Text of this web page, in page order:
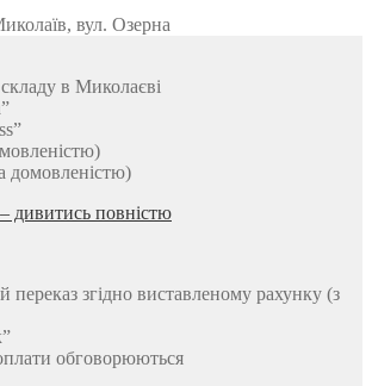
вул. Озерна
в Миколаєві
домовленістю)
дивитись повністю
переказ згідно виставленому рахунку (з
обговорюються